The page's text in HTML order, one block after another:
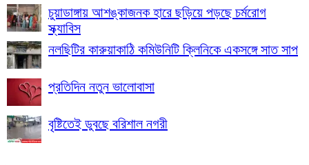
চুয়াডাঙ্গায় আশঙ্কাজনক হারে ছড়িয়ে পড়ছে চর্মরোগ
স্ক্যাবিস
নলছিটির কারুয়াকাঠি কমিউনিটি ক্লিনিকে একসঙ্গে সাত সাপ
প্রতিদিন নতুন ভালোবাসা
বৃষ্টিতেই ডুবছে বরিশাল নগরী